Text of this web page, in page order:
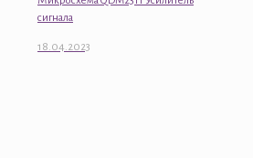
сигнала
18.04.2023